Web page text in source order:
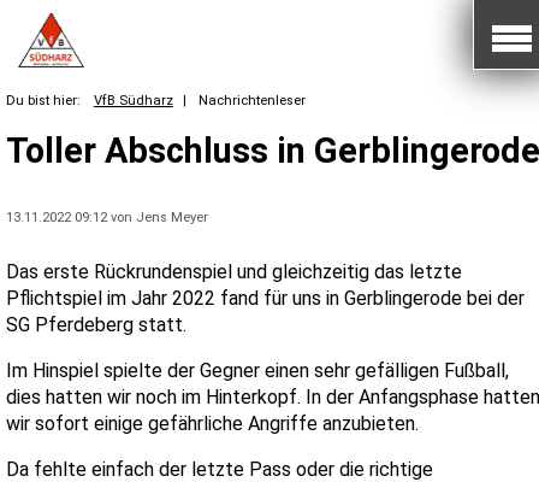
Du bist hier: VfB Südharz | Nachrichtenleser
Toller Abschluss in Gerblingerode
13.11.2022 09:12von Jens Meyer
Das erste Rückrundenspiel und gleichzeitig das letzte
Pflichtspiel im Jahr 2022 fand für uns in Gerblingerode bei der
SG Pferdeberg statt.
Im Hinspiel spielte der Gegner einen sehr gefälligen Fußball,
dies hatten wir noch im Hinterkopf. In der Anfangsphase hatten
wir sofort einige gefährliche Angriffe anzubieten.
Da fehlte einfach der letzte Pass oder die richtige